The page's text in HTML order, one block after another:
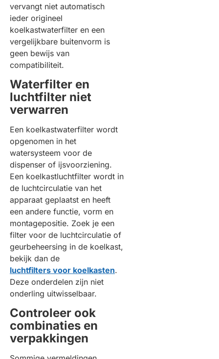
vervangt niet automatisch
ieder origineel
koelkastwaterfilter en een
vergelijkbare buitenvorm is
geen bewijs van
compatibiliteit.
Waterfilter en
luchtfilter niet
verwarren
Een koelkastwaterfilter wordt
opgenomen in het
watersysteem voor de
dispenser of ijsvoorziening.
Een koelkastluchtfilter wordt in
de luchtcirculatie van het
apparaat geplaatst en heeft
een andere functie, vorm en
montagepositie. Zoek je een
filter voor de luchtcirculatie of
geurbeheersing in de koelkast,
bekijk dan de
luchtfilters voor koelkasten.
Deze onderdelen zijn niet
onderling uitwisselbaar.
Controleer ook
combinaties en
verpakkingen